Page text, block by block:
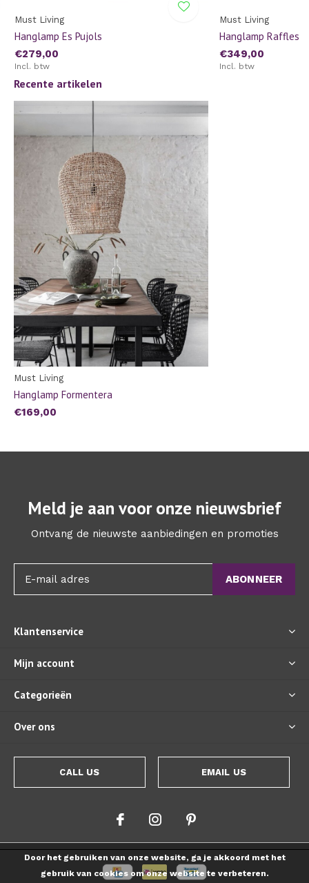
Must Living
Hanglamp Es Pujols
€279,00
Incl. btw
Must Living
Hanglamp Raffles
€349,00
Incl. btw
Recente artikelen
Must Living
Hanglamp Formentera
€169,00
Meld je aan voor onze nieuwsbrief
Ontvang de nieuwste aanbiedingen en promoties
ABONNEER
Klantenservice
Mijn account
Categorieën
Over ons
CALL US EMAIL US
Door het gebruiken van onze website, ga je akkoord met het
gebruik van cookies om onze website te verbeteren.